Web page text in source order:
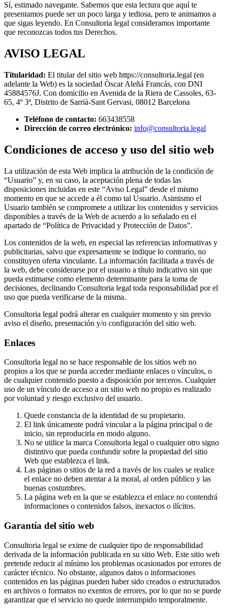
Sí, estimado navegante. Sabemos que esta lectura que aquí te
presentamos puede ser un poco larga y tediosa, pero te animamos a
que sigas leyendo. En Consultoria legal consideramos importante
que reconozcas todos tus Derechos.
AVISO LEGAL
Titularidad: El titular del sitio web https://consultoria.legal (en
adelante la Web) es la sociedad Òscar Aleñá Francás, con DNI
45884576J. Con domicilio en Avenida de la Riera de Cassoles, 63-
65, 4º 3ª, Distrito de Sarrià-Sant Gervasi, 08012 Barcelona
Teléfono de contacto: 663438558
Dirección de correo electrónico: info@consultoria.legal
Condiciones de acceso y uso del sitio web
La utilización de esta Web implica la atribución de la condición de
“Usuario” y, en su caso, la aceptación plena de todas las
disposiciones incluidas en este “Aviso Legal” desde el mismo
momento en que se accede a él como tal Usuario. Asimismo el
Usuario también se compromete a utilizar los contenidos y servicios
disponibles a través de la Web de acuerdo a lo señalado en el
apartado de “Política de Privacidad y Protección de Datos”.
Los contenidos de la web, en especial las referencias informativas y
publicitarias, salvo que expresamente se indique lo contrario, no
constituyen oferta vinculante. La información facilitada a través de
la web, debe considerarse por el usuario a título indicativo sin que
pueda estimarse como elemento determinante para la toma de
decisiones, declinando Consultoria legal toda responsabilidad por el
uso que pueda verificarse de la misma.
Consultoria legal podrá alterar en cualquier momento y sin previo
aviso el diseño, presentación y/o configuración del sitio web.
Enlaces
Consultoria legal no se hace responsable de los sitios web no
propios a los que se pueda acceder mediante enlaces o vínculos, o
de cualquier contenido puesto a disposición por terceros. Cualquier
uso de un vínculo de acceso a un sitio web no propio es realizado
por voluntad y riesgo exclusivo del usuario.
Quede constancia de la identidad de su propietario.
El link únicamente podrá vincular a la página principal o de
inicio, sin reproducirla en modo alguno.
No se utilice la marca Consultoria legal o cualquier otro signo
distintivo que pueda confundir sobre la propiedad del sitio
Web que establezca el link.
Las páginas o sitios de la red a través de los cuales se realice
el enlace no deben atentar a la moral, al orden público y las
buenas costumbres.
La página web en la que se establezca el enlace no contendrá
informaciones o contenidos falsos, inexactos o ilícitos.
Garantía del sitio web
Consultoria legal se exime de cualquier tipo de responsabilidad
derivada de la información publicada en su sitio Web. Este sitio web
pretende reducir al mínimo los problemas ocasionados por errores de
carácter técnico. No obstante, algunos datos o informaciones
contenidos en las páginas pueden haber sido creados o estructurados
en archivos o formatos no exentos de errores, por lo que no se puede
garantizar que el servicio no quede interrumpido temporalmente.